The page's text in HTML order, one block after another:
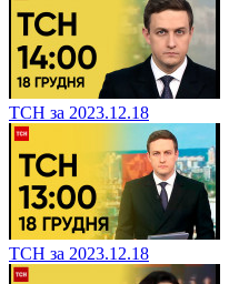
ТСН за 2023.12.18
ТСН за 2023.12.18